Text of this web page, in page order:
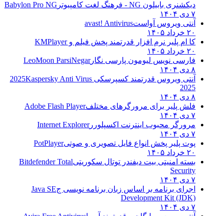
دیکشنری بابیلون NG - فرهنگ لغت کامپیوتر
Babylon Pro NG
۷ دی ۱۴۰۴
آنتی ویروس آواستavast! Antivirus
۲۰ خرداد ۱۴۰۵
کا ام پلیر نرم افزار قدرتمند پخش فیلم وKMPlayer
۲۰ خرداد ۱۴۰۵
فارسی نویس لیومون پارسی نگارLeoMoon ParsiNegar
۸ دی ۱۴۰۴
آنتی ویروس قدرتمند کسپرسکی 2025 Kaspersky Anti Virus
2025
۸ دی ۱۴۰۴
فلش پلیر برای مرورگرهای مختلفAdobe Flash Player
۷ دی ۱۴۰۴
مرورگر محبوب اینترنت اکسپلوررInternet Explorer
۷ دی ۱۴۰۴
پوت پلیر پخش انواع فایل تصویری و صوتیPotPlayer
۲۰ خرداد ۱۴۰۵
بسته امنیتی بیت دیفندر توتال سکوریتیBitdefender Total
Security
۷ دی ۱۴۰۴
اجرای برنامه بر اساس زبان برنامه نویسی جJava SE
Development Kit (JDK)
۷ دی ۱۴۰۴